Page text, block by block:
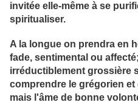
invitée elle-même à se
spiritualiser.
A la longue on prendra en
fade, sentimental ou
irréductiblement grossière
comprendre le grégorien
mais l'âme de bonne